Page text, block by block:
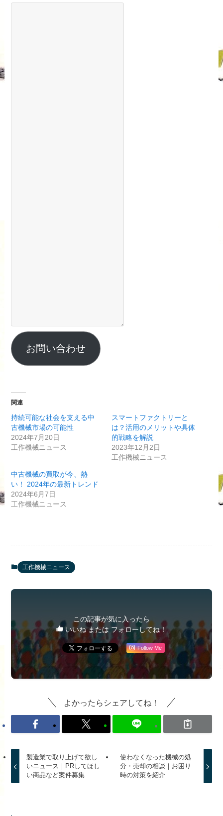
お問い合わせ
関連
持続可能な社会を支える中
古機械市場の可能性
2024年7月20日
工作機械ニュース
スマートファクトリーと
は？活用のメリットや具体
的戦略を解説
2023年12月2日
工作機械ニュース
中古機械の買取が今、熱
い！ 2024年の最新トレンド
2024年6月7日
工作機械ニュース
工作機械ニュース
この記事が気に入ったら
いいね または フォローしてね！
Follow Me
よかったらシェアしてね！
製造業で取り上げて欲し
いニュース｜PRしてほし
い商品など案件募集
使わなくなった機械の処
分・売却の相談｜お困り
時の対策を紹介